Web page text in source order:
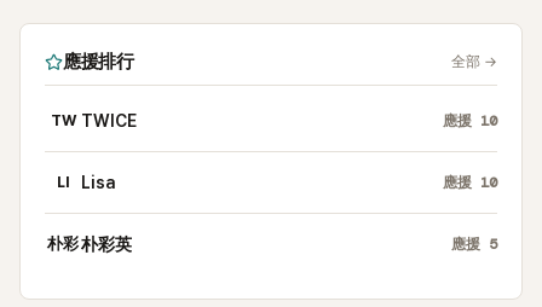
應援排行 全部 →
TW TWICE 應援 10
LI Lisa 應援 10
朴彩朴彩英 應援 5